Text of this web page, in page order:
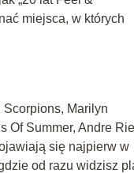
miejsca, w których
Marilyn
Of Summer, Andre
się najpierw w
od razu widzisz